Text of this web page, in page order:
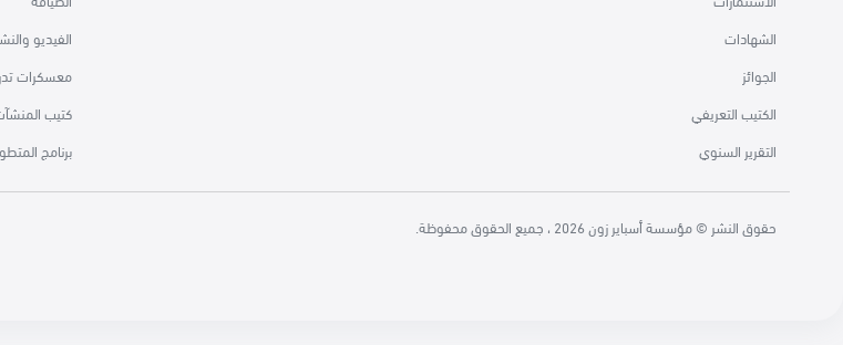
الشهادات
الجوائز
الكتيب التعريفي
التقرير السنوي
الفيديو
معسكرات
كتيب
برنامج
حقوق النشر © مؤسسة أسباير زون 2026 ، جميع الحقوق محفوظة.